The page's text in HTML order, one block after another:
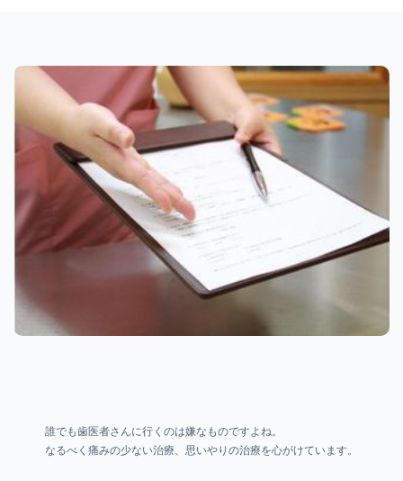
誰でも歯医者さんに行くのは嫌なものですよね。
なるべく痛みの少ない治療、思いやりの治療を心がけています。